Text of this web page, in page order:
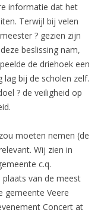
informatie dat het
Terwijl bij velen
? gezien zijn
beslissing nam,
de driehoek een
lag bij de scholen zelf.
? de veiligheid op
moeten nemen (de
Wij zien in
c.q.
van de meest
gemeente Veere
Concert at